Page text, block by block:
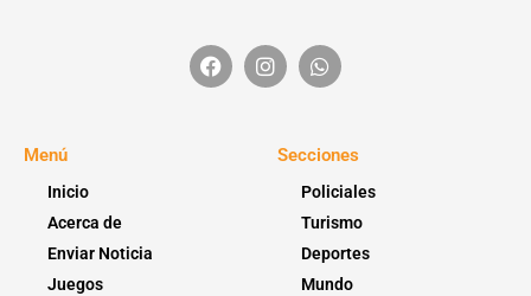
Menú
Inicio
Acerca de
Enviar Noticia
Juegos
Secciones
Policiales
Turismo
Deportes
Mundo